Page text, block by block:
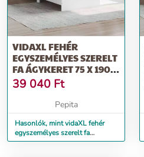
VIDAXL FEHÉR
EGYSZEMÉLYES SZERELT
FA ÁGYKERET 75 X 190
CM SMALL SINGLE
39 040 Ft
Pepita
Hasonlók, mint vidaXL fehér
egyszemélyes szerelt fa
ágykeret 75 x 190 cm Small